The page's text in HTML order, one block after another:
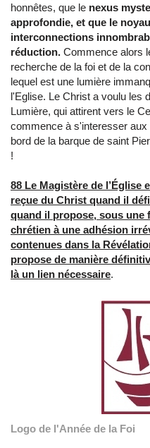
honnêtes, que le nexus
approfondie, et que le
interconnections
réduction. Commence alors
recherche de la foi et de la
lequel est une lumière
l'Eglise. Le Christ a voulu les
Lumière, qui attirent vers le
commence à s'interesser
bord de la barque de saint
!
88 Le Magistère de l’Église
reçue du Christ quand il
quand il propose, sous une
chrétien à une adhésion
contenues dans la
propose de manière
là un lien nécessaire.
Logo de l'Année de la Foi